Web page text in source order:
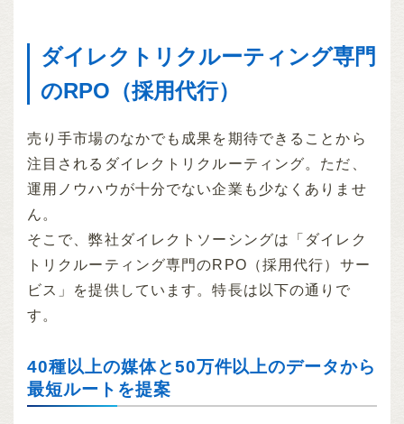
ダイレクトリクルーティング専門
のRPO（採用代行）
売り手市場のなかでも成果を期待できることから
注目されるダイレクトリクルーティング。ただ、
運用ノウハウが十分でない企業も少なくありませ
ん。
そこで、弊社ダイレクトソーシングは「ダイレク
トリクルーティング専門のRPO（採用代行）サー
ビス」を提供しています。特長は以下の通りで
す。
40種以上の媒体と50万件以上のデータから
最短ルートを提案